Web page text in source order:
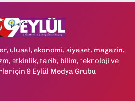
ulusal, ekonomi, siyaset, magazin,
etkinlik, tarih, bilim, teknoloji ve
için 9 Eylül Medya Grubu